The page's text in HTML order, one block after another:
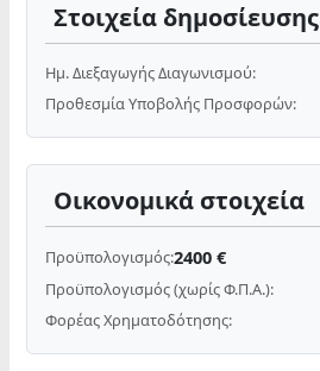
Στοιχεία δημοσίευσης
Ημ. Διεξαγωγής Διαγωνισμού:
Προθεσμία Υποβολής Προσφορών:
Οικονομικά στοιχεία
Προϋπολογισμός:2400 €
Προϋπολογισμός (χωρίς Φ.Π.Α.):
Φορέας Χρηματοδότησης: